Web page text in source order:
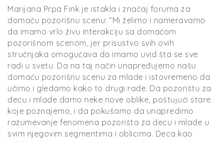
Marijana Prpa Fink je istakla i značaj foruma za
domaću pozorišnu scenu: “Mi želimo i nameravamo
da imamo vrlo živu interakciju sa domaćom
pozorišnom scenom, jer prisustvo svih ovih
stručnjaka omogućava da imamo uvid šta se sve
radi u svetu. Da na taj način unapređujemo našu
domaću pozorišnu scenu za mlade i istovremeno da
učimo i gledamo kako to drugi rade. Da pozorištu za
decu i mlade damo neke nove oblike, poštujući stare
koje poznajemo, i da pokušamo da unapredimo
razumevanje fenomena pozorišta za decu i mlade u
svim njegovim segmentima i oblicima. Deca kao